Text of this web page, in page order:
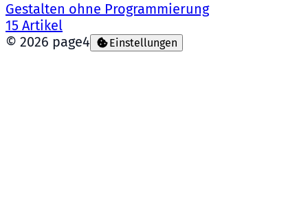
Gestalten ohne Programmierung
15 Artikel
© 2026 page4 Einstellungen